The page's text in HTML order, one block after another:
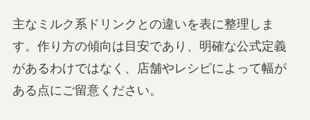
主なミルク系ドリンクとの違いを表に整理しま
す。作り方の傾向は目安であり、明確な公式定義
があるわけではなく、店舗やレシピによって幅が
ある点にご留意ください。